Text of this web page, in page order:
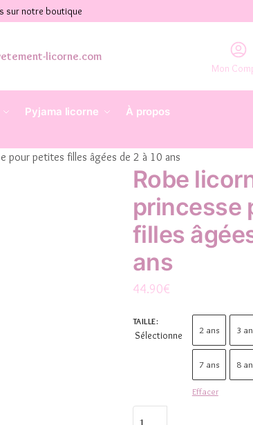
sur notre boutique
Mon
Pyjama licorne À propos
pour petites filles âgées de 2 à 10 ans
Robe
princesse
filles
ans
44.90€
TAILLE:
Sélectionne 2 ans 3
7 ans 8
Effacer